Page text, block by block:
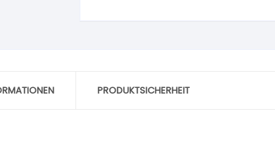
PRODUKTSICHERHEIT